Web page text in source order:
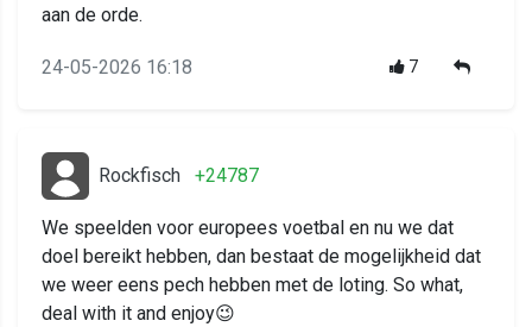
aan de orde.
24-05-2026 16:18 7
Rockfisch +24787
We speelden voor europees voetbal en nu we dat
doel bereikt hebben, dan bestaat de mogelijkheid dat
we weer eens pech hebben met de loting. So what,
deal with it and enjoy😉